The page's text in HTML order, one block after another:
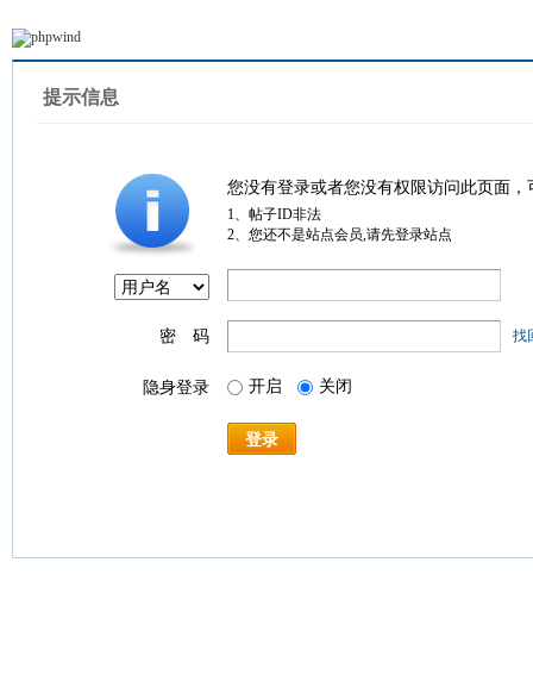
提示信息
您没有登录或者您没有权限访问此页面
1、帖子ID非法
2、您还不是站点会员,请先登录站点
密 码 找
隐身登录 开启 关闭
登录